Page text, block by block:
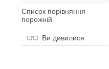
Список порівняння
порожній
Ви дивилися